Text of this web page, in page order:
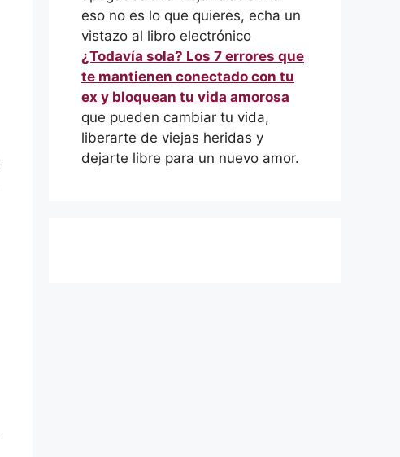
eso no es lo que quieres, echa un
vistazo al libro electrónico
¿Todavía sola? Los 7 errores que
te mantienen conectado con tu
ex y bloquean tu vida amorosa
que pueden cambiar tu vida,
liberarte de viejas heridas y
dejarte libre para un nuevo amor.